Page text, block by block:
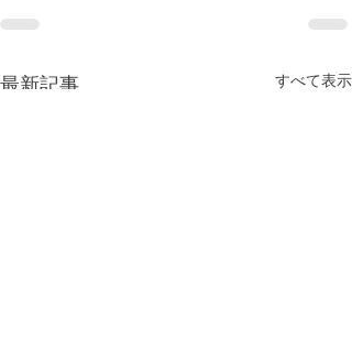
最新記事 すべて表示